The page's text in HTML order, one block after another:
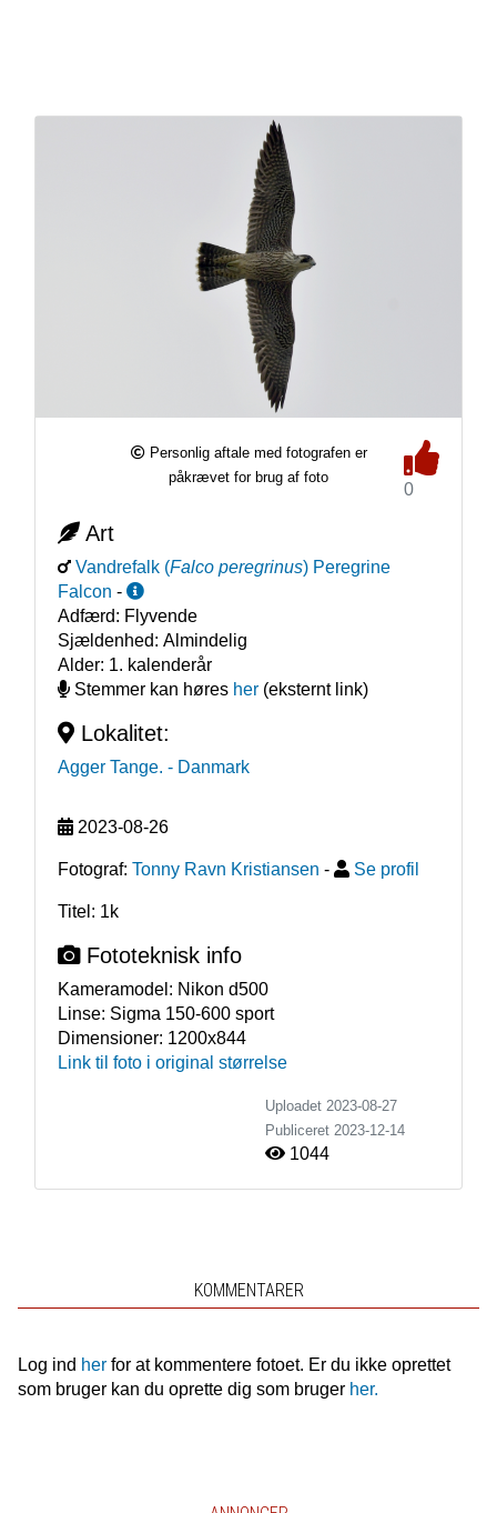
Personlig aftale med fotografen er
påkrævet for brug af foto
0
Art
Vandrefalk (Falco peregrinus) Peregrine
Falcon -
Adfærd: Flyvende
Sjældenhed: Almindelig
Alder: 1. kalenderår
Stemmer kan høres her(eksternt link)
Lokalitet:
Agger Tange. - Danmark
2023-08-26
Fotograf: Tonny Ravn Kristiansen - Se profil
Titel: 1k
Fototeknisk info
Kameramodel: Nikon d500
Linse: Sigma 150-600 sport
Dimensioner: 1200x844
Link til foto i original størrelse
Uploadet 2023-08-27
Publiceret 2023-12-14
1044
KOMMENTARER
Log ind herfor at kommentere fotoet. Er du ikke oprettet
som bruger kan du oprette dig som bruger her.